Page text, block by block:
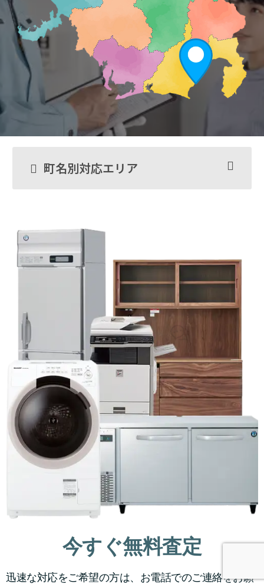
町名別対応エリア
今すぐ無料査定
迅速な対応をご希望の方は、お電話でのご連絡をお願